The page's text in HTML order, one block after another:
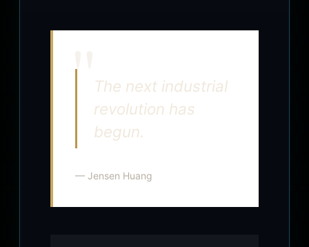
The next industrial
revolution has
begun.
— Jensen Huang